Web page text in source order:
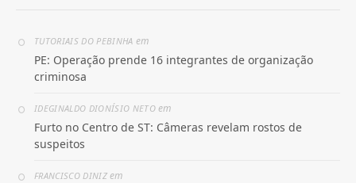
TUTORIAIS DO PEBINHA em
PE: Operação prende 16 integrantes de organização
criminosa
IDEGINALDO DIONÍSIO NETOem
Furto no Centro de ST: Câmeras revelam rostos de
suspeitos
FRANCISCO DINIZem